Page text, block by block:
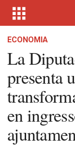
ECONOMIA
La
presenta
en